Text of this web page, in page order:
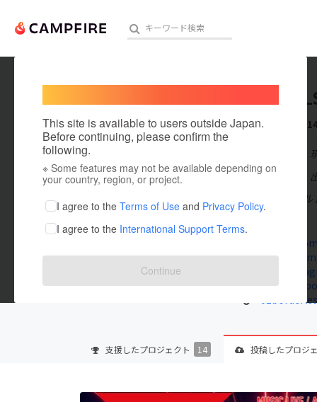
人気のプロジェクト 注目の
アート・写真
テクノロジー・ガジェット
映像・映画
ビジネス・起業
まちづくり・地域活性化
This site is available to users outside Japan.
Before continuing, please confirm the
following.
※ Some features may not be available depending on
your country, region, or project.
I agree to the Terms of Use and Privacy Policy.
I agree to the International Support Terms.
Continue
WITH
これまでに
出身国：日本
▼プロフィール
見る
支援したプロジェクト 14 投稿したプロジ